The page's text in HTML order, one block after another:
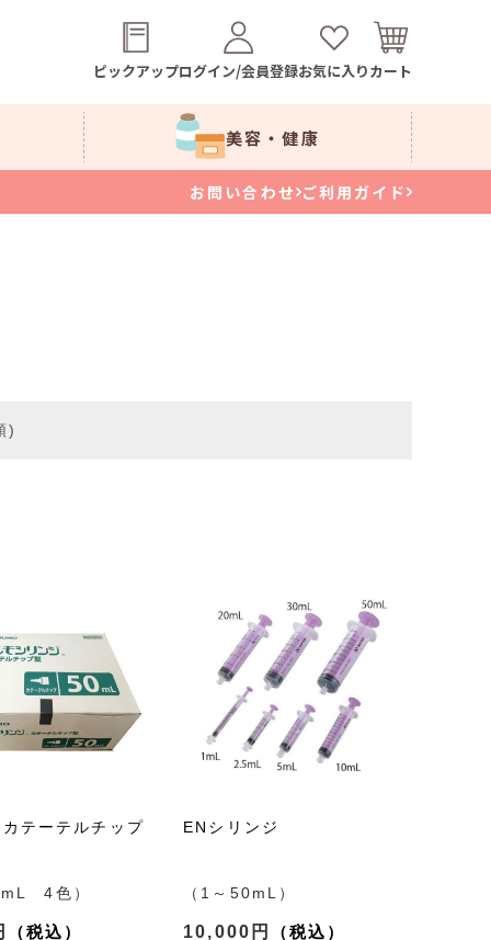
ピックアップログイン/会員登録お気に入りカート
美容・健康
お問い合わせ ご利用ガイド
)
テーテルチップ
4色）
ENシリンジ
（1～50mL）
10,000円